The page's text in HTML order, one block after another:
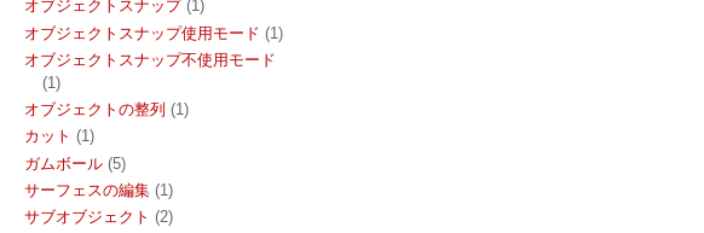
オブジェクトスナップ (1)
オブジェクトスナップ使用モード (1)
オブジェクトスナップ不使用モード
(1)
オブジェクトの整列 (1)
カット (1)
ガムボール (5)
サーフェスの編集 (1)
サブオブジェクト (2)